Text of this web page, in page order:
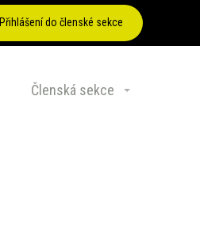
Přihlášení do členské sekce
Členská sekce